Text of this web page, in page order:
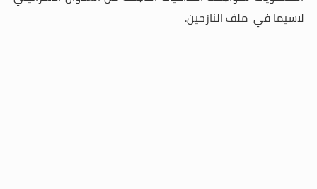
لاسيما في ملف النازحين.